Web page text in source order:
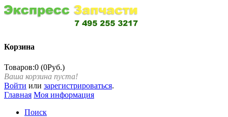
Корзина
Товаров:0 (0Руб.)
Ваша корзина пуста!
Войти или зарегистрироваться.
Главная Моя информация
Поиск